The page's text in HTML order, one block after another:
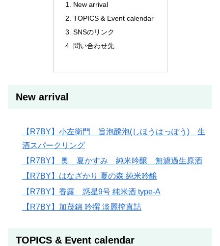
New arrival
TOPICS & Event calendar
SNSのリンク
問い合わせ先
New arrival
【R7BY】小左衛門 旨泡醗泡(しほうはっぽう) 生
酒スパークリング
【R7BY】 奥 夏かすみ 純米吟醸 無濾過生原酒
【R7BY】はなざかり 夏の森 純米吟醸
【R7BY】香露 惑星9号 純米酒 type-A
【R7BY】加茂錦 吟撰 淡麗搾直詰
TOPICS & Event calendar